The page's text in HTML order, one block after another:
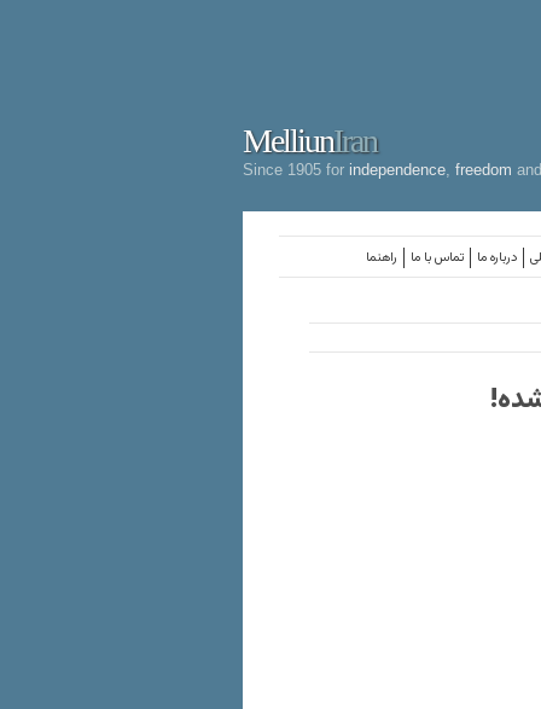
MelliunIran
Since 1905 for independence freedom
راهنما تماس با ما درباره ما